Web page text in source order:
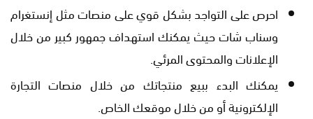
احرص على التواجد بشكل قوي على منصات مثل إنستغرام
وسناب شات حيث يمكنك استهداف جمهور كبير من خلال
الإعلانات والمحتوى المرئي.
يمكنك البدء ببيع منتجاتك من خلال منصات التجارة
الإلكترونية أو من خلال موقعك الخاص.